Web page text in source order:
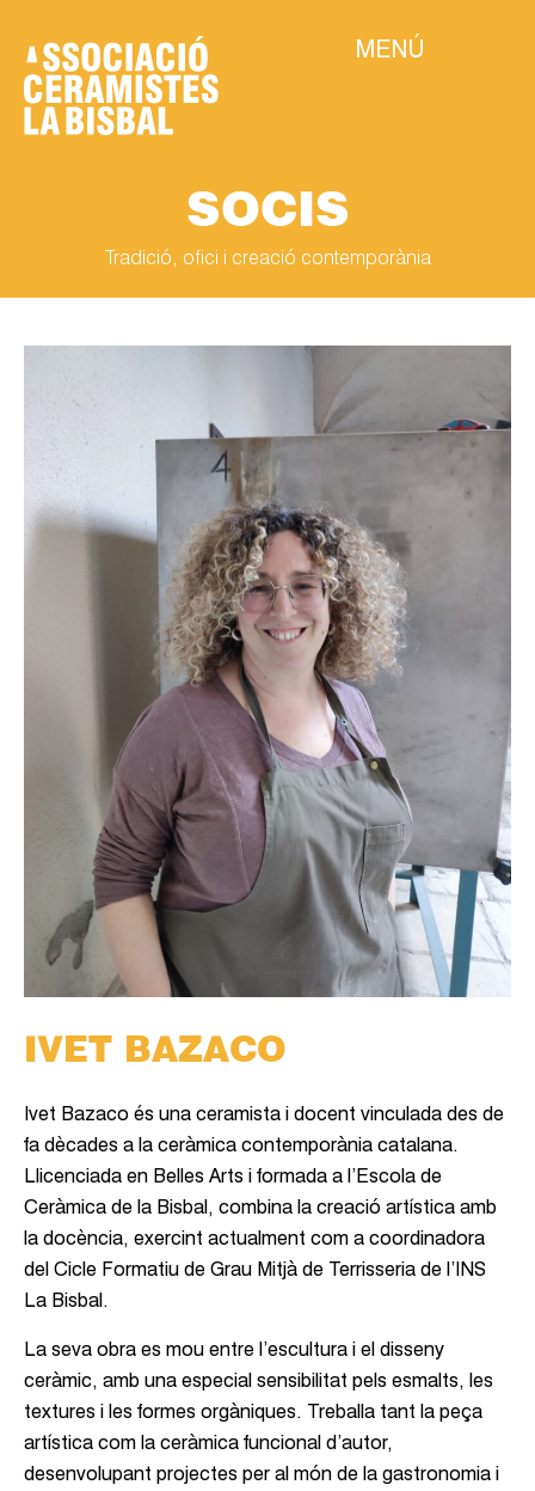
MENÚ
SOCIS
Tradició, ofici i creació contemporània
IVET BAZACO
Ivet Bazaco és una ceramista i docent vinculada des de
fa dècades a la ceràmica contemporània catalana.
Llicenciada en Belles Arts i formada a l’Escola de
Ceràmica de la Bisbal, combina la creació artística amb
la docència, exercint actualment com a coordinadora
del Cicle Formatiu de Grau Mitjà de Terrisseria de l’INS
La Bisbal.
La seva obra es mou entre l’escultura i el disseny
ceràmic, amb una especial sensibilitat pels esmalts, les
textures i les formes orgàniques. Treballa tant la peça
artística com la ceràmica funcional d’autor,
desenvolupant projectes per al món de la gastronomia i